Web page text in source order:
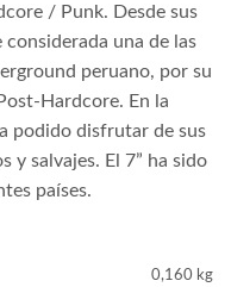
/ Punk. Desde sus
considerada una de las
peruano, por su
Hardcore. En la
podido disfrutar de sus
y salvajes. El 7” ha sido
países.
0,160 kg